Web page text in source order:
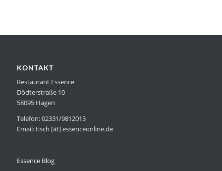
KONTAKT
Restaurant Essence
Dödterstraße 10
58095 Hagen
Telefon: 02331/9812013
Email: tisch [ät] essenceonline.de
Essence Blog